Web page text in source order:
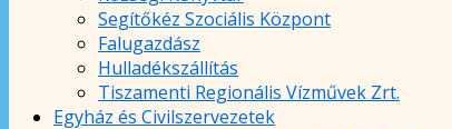
Segítőkéz Szociális Központ
Falugazdász
Hulladékszállítás
Tiszamenti Regionális Vízművek Zrt.
Egyház és Civilszervezetek